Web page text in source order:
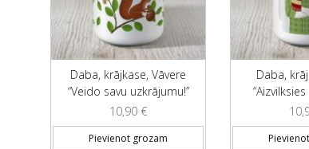
Daba, krājkase, Vāvere
“Veido savu uzkrājumu!”
10,90 €
Pievienot grozam
Daba,